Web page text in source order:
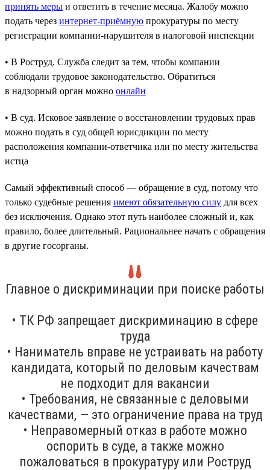
принять меры и ответить в течение месяца. Жалобу можно
подать через интернет-приёмную прокуратуры по месту
регистрации компании-нарушителя в налоговой инспекции
• В Роструд. Служба следит за тем, чтобы компании
соблюдали трудовое законодательство. Обратиться
в надзорный орган можно онлайн
• В суд. Исковое заявление о восстановлении трудовых прав
можно подать в суд общей юрисдикции по месту
расположения компании-ответчика или по месту жительства
истца
Самый эффективный способ — обращение в суд, потому что
только судебные решения имеют обязательную силу для всех
без исключения. Однако этот путь наиболее сложный и, как
правило, более длительный. Рациональнее начать с обращения
в другие госорганы.
Главное о дискриминации при поиске работы
• ТК РФ запрещает дискриминацию в сфере
труда
• Наниматель вправе не устраивать на работу
кандидата, который по деловым качествам
не подходит для вакансии
• Требования, не связанные с деловыми
качествами, — это ограничение права на труд
• Неправомерный отказ в работе можно
оспорить в суде, а также можно
пожаловаться в прокуратуру или Роструд